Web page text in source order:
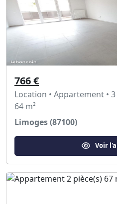
766 €
Location • Appartement •
64 m²
Limoges (87100)
Voir